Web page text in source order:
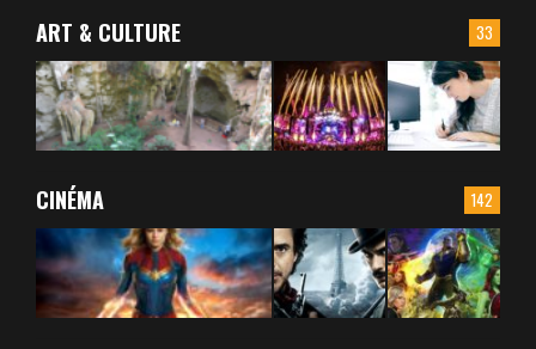
33
ART & CULTURE
142
CINÉMA